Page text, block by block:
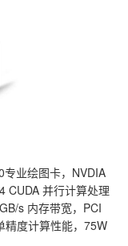
业绘图卡，NVDIA
CUDA 并行计算处理
s 内存带宽，PCI
精度计算性能，75W